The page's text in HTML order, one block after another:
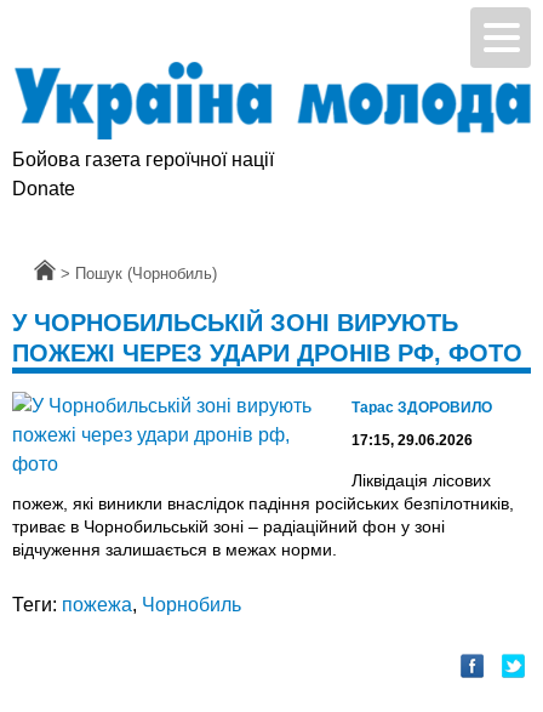
Бойова газета героїчної нації
Donate
Головна
> Пошук (Чорнобиль)
У ЧОРНОБИЛЬСЬКІЙ ЗОНІ ВИРУЮТЬ
ПОЖЕЖІ ЧЕРЕЗ УДАРИ ДРОНІВ РФ, ФОТО
Тарас ЗДОРОВИЛО
17:15, 29.06.2026
Ліквідація лісових
пожеж, які виникли внаслідок падіння російських безпілотників,
триває в Чорнобильській зоні – радіаційний фон у зоні
відчуження залишається в межах норми.
Теги: пожежа, Чорнобиль